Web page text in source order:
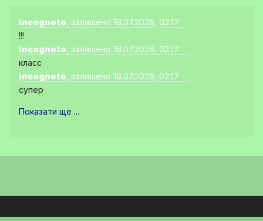
incognoto , залишено 18.07.2026, 02:17
!!!
incognoto , залишено 18.07.2026, 02:17
класс
incognoto , залишено 18.07.2026, 02:17
супер
Показати ще ...